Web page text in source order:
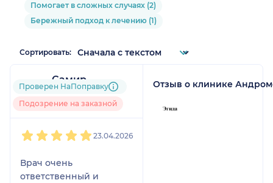
Помогает в сложных случаях (2)
Бережный подход к лечению (1)
Сортировать:
Самир
До 5 записей через
НаПоправку
Проверен НаПоправку
Подозрение на заказной
23.04.2026
Врач очень
ответственный и
Отзыв о клинике